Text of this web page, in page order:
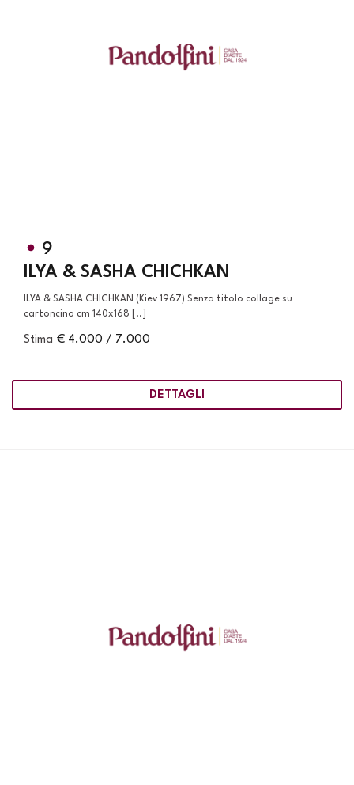
9
ILYA & SASHA CHICHKAN
cartoncino cm 140x168 [..]
Stima € 4.000 / 7.000
DETTAGLI